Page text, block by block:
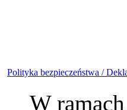
Polityka bezpieczeństwa /
W